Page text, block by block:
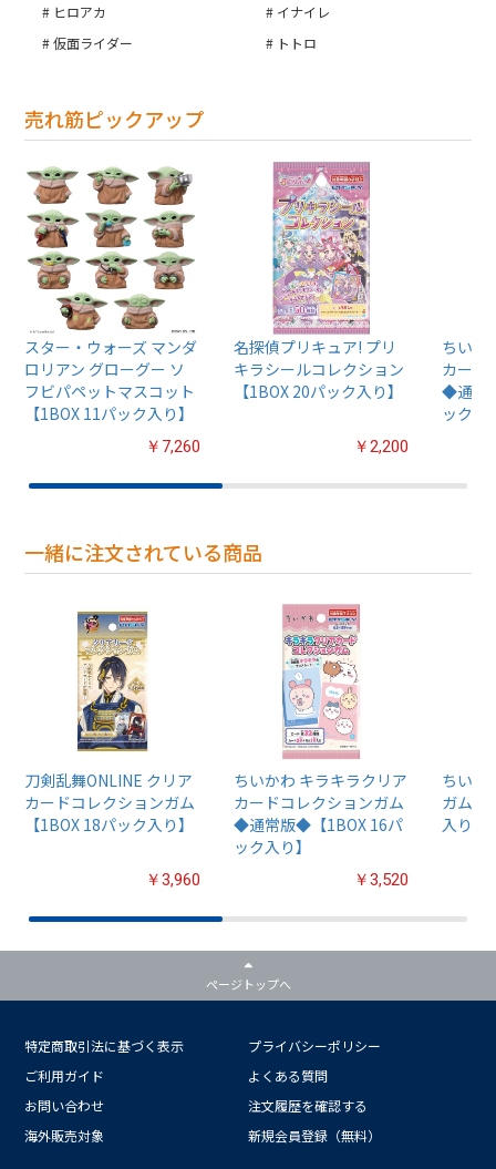
ヒロアカ
イナイレ
仮面ライダー
トトロ
売れ筋ピックアップ
スター・ウォーズ マンダ
ロリアン グローグー ソ
フビパペットマスコット
【1BOX 11パック入り】
￥7,260
名探偵プリキュア! プリ
キラシールコレクション
【1BOX 20パック入り】
￥2,200
ちいか
カード
◆通常
ック入
一緒に注文されている商品
刀剣乱舞ONLINE クリア
カードコレクションガム
【1BOX 18パック入り】
￥3,960
ちいかわ キラキラクリア
カードコレクションガム
◆通常版◆【1BOX 16パ
ック入り】
￥3,520
ちいか
ガム4
入り】
ページトップへ
特定商取引法に基づく表示
プライバシーポリシー
ご利用ガイド
よくある質問
お問い合わせ
注文履歴を確認する
海外販売対象
新規会員登録（無料）